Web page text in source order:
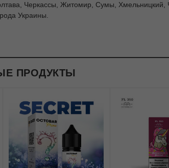
Черкассы, Житомир, Сумы, Хмельницкий,
Украины.
ПРОДУКТЫ